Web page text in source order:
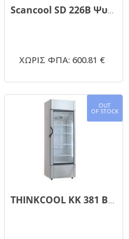
Scancool SD 226B Ψυγείο Αναψυκτικών 166lt Μονόπορτο Υ189.2xΠ39xΒ47.5cm
ΧΩΡΙΣ ΦΠΑ: 600.81 €
OUT
OF STOCK
THINKCOOL KK 381 Βιτρίνα Αναψυκτικών 350Lt 615x590x1790mm